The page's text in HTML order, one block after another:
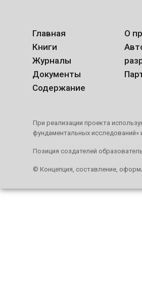
Главная
Книги
Журналы
Документы
Содержание
О
При реализации проекта
фундаментальных исследований»
Позиция создателей
© Концепция, составление,